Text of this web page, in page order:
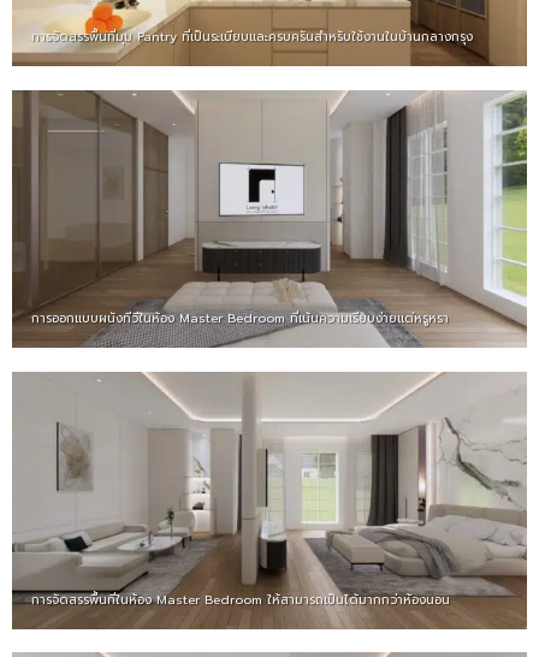
การจัดสรรพื้นที่มุม Pantry ที่เป็นระเบียบและครบครันสำหรับใช้งานในบ้านกลางกรุง
การออกแบบผนังทีวีในห้อง Master Bedroom ที่เน้นความเรียบง่ายแต่หรูหรา
การจัดสรรพื้นที่ในห้อง Master Bedroom ให้สามารถเป็นได้มากกว่าห้องนอน